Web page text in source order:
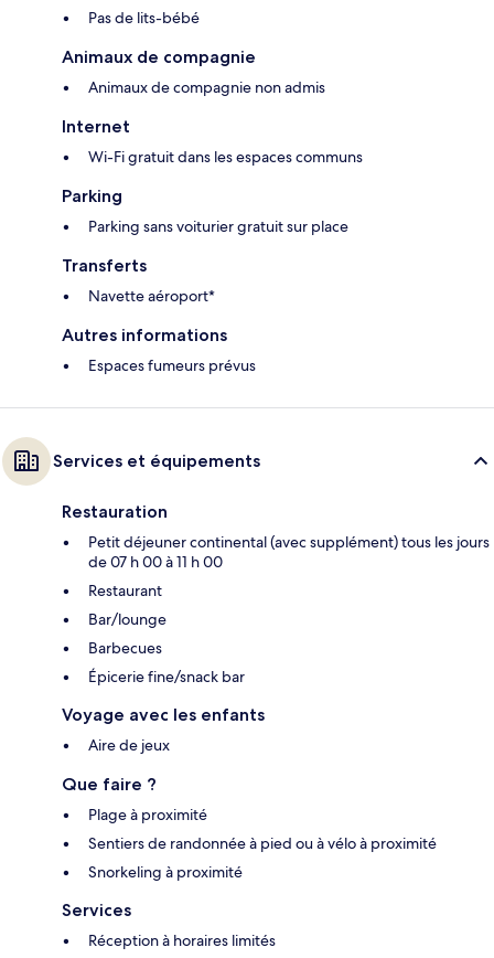
Pas de lits-bébé
Animaux de compagnie
Animaux de compagnie non admis
Internet
Wi-Fi gratuit dans les espaces communs
Parking
Parking sans voiturier gratuit sur place
Transferts
Navette aéroport*
Autres informations
Espaces fumeurs prévus
Services et équipements
Restauration
Petit déjeuner continental (avec supplément) tous les jours
de 07 h 00 à 11 h 00
Restaurant
Bar/lounge
Barbecues
Épicerie fine/snack bar
Voyage avec les enfants
Aire de jeux
Que faire ?
Plage à proximité
Sentiers de randonnée à pied ou à vélo à proximité
Snorkeling à proximité
Services
Réception à horaires limités